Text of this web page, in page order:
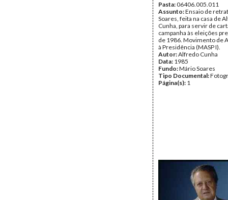
Pasta:06406.005.011
Assunto:Ensaio de
Soares, feita na casa de
Cunha, para servir de
campanha às eleições
de 1986. Movimento de
à Presidência (MASP I).
Autor:Alfredo Cunha
Data: 1985
Fundo:Mário Soares
Tipo Documental:
Página(s): 1